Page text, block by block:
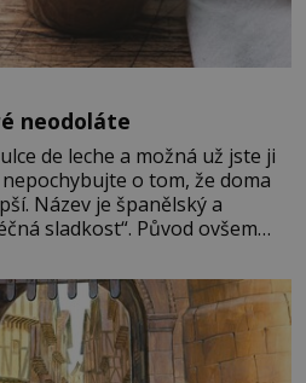
neodoláte
de leche a možná už jste ji
o tom, že doma
Název je španělský a
sladkost“. Původ ovšem
zemí a k tomu